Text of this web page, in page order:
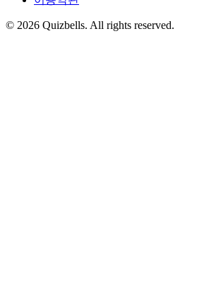
© 2026 Quizbells. All rights reserved.